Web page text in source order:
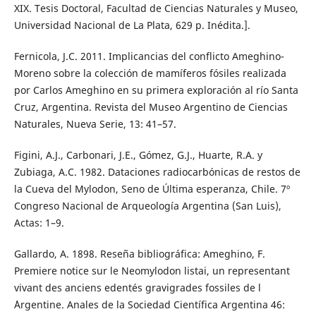
XIX. Tesis Doctoral, Facultad de Ciencias Naturales y Museo,
Universidad Nacional de La Plata, 629 p. Inédita.].
Fernicola, J.C. 2011. Implicancias del conflicto Ameghino-
Moreno sobre la colección de mamíferos fósiles realizada
por Carlos Ameghino en su primera exploración al río Santa
Cruz, Argentina. Revista del Museo Argentino de Ciencias
Naturales, Nueva Serie, 13: 41–57.
Figini, A.J., Carbonari, J.E., Gómez, G.J., Huarte, R.A. y
Zubiaga, A.C. 1982. Dataciones radiocarbónicas de restos de
la Cueva del Mylodon, Seno de Última esperanza, Chile. 7º
Congreso Nacional de Arqueología Argentina (San Luis),
Actas: 1–9.
Gallardo, A. 1898. Reseña bibliográfica: Ameghino, F.
Premiere notice sur le Neomylodon listai, un representant
vivant des anciens edentés gravigrades fossiles de l
´Argentine. Anales de la Sociedad Científica Argentina 46: